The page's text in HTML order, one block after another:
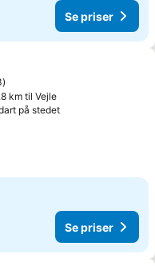
Se priser
km til Vejle
på stedetSe priser
Se priser